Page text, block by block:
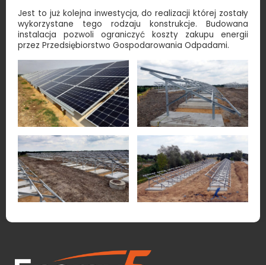
Jest to już kolejna inwestycja, do realizacji której zostały
wykorzystane tego rodzaju konstrukcje. Budowana
instalacja pozwoli ograniczyć koszty zakupu energii
przez Przedsiębiorstwo Gospodarowania Odpadami.